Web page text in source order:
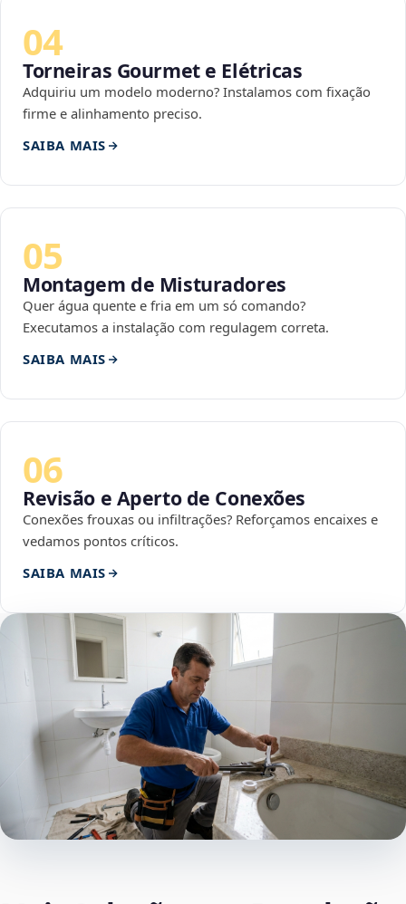
04
Torneiras Gourmet e Elétricas
Adquiriu um modelo moderno? Instalamos com fixação
firme e alinhamento preciso.
SAIBA MAIS
05
Montagem de Misturadores
Quer água quente e fria em um só comando?
Executamos a instalação com regulagem correta.
SAIBA MAIS
06
Revisão e Aperto de Conexões
Conexões frouxas ou infiltrações? Reforçamos encaixes e
vedamos pontos críticos.
SAIBA MAIS